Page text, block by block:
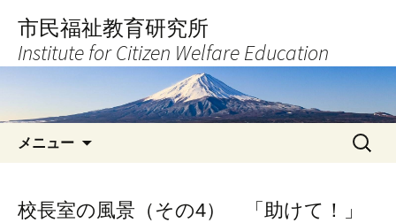
へ
キ
市民福祉教育研究所
Institute for Citizen Welfare Education
メニュー
検
索:
校長室の風景（その4） 「助けて！」